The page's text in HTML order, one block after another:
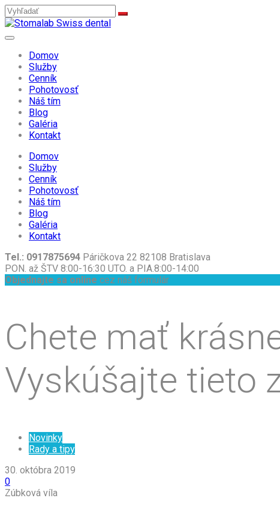
Domov
Služby
Cenník
Pohotovosť
Náš tím
Blog
Galéria
Kontakt
Domov
Služby
Cenník
Pohotovosť
Náš tím
Blog
Galéria
Kontakt
Tel.: 0917875694 Páričkova 22 82108 Bratislava
PON. až ŠTV 8:00-16:30 UTO. a PIA.8:00-14:00
Objednajte sa online cez náš formulár
Chete mať
Vyskúšajte tieto
Novinky
Rady a tipy
30. októbra 2019
0
Zúbková víla